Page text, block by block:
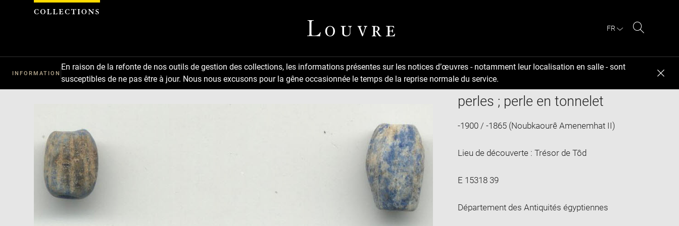
FR
le
INFORMATION
En raison de la refonte de nos outils de gestion des collections, les informations présentes sur les notices d’œuvres - notamment leur localisation en salle - sont
susceptibles de ne pas être à jour. Nous nous excusons pour la gêne occasionnée le temps de la reprise normale du service.
Télécharger
Suivant
Précédent
perles ; perle en tonnelet
-1900 / -1865 (Noubkaourê Amenemhat II)
Lieu de découverte : Trésor de Tôd
E 15318 39
Département des Antiquités égyptiennes
Panneau de gestion des cookies